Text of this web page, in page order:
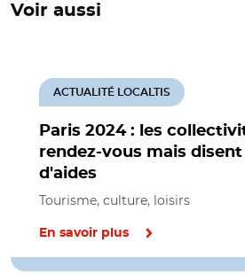
Voir aussi
Paris 2024 : les
rendez-vous mais
d'aides
ACTUALITÉ LOCALTIS
Tourisme, culture, loisirs
En savoir plus